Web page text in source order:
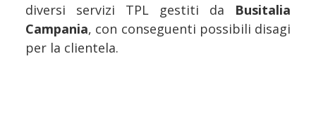
diversi servizi TPL gestiti da Busitalia
Campania, con conseguenti possibili disagi
per la clientela.